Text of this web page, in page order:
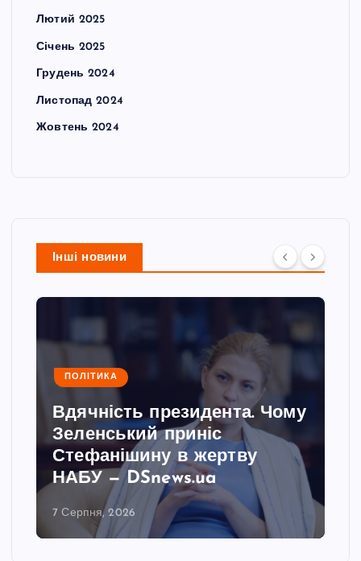
Лютий 2025
Січень 2025
Грудень 2024
Листопад 2024
Жовтень 2024
Інші новини
ПОЛІТИКА
Вдячність президента. Чому
Зеленський приніс
Стефанішину в жертву
НАБУ — DSnews.ua
7 Серпня, 2026